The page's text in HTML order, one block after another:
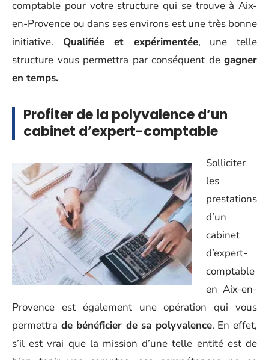
comptable pour votre structure qui se trouve à Aix-
en-Provence ou dans ses environs est une très bonne
initiative. Qualifiée et expérimentée, une telle
structure vous permettra par conséquent de gagner
en temps.
Profiter de la polyvalence d’un
cabinet d’expert-comptable
Solliciter
les
prestations
d’un
cabinet
d’expert-
comptable
en Aix-en-
Provence est également une opération qui vous
permettra de bénéficier de sa polyvalence. En effet,
s’il est vrai que la mission d’une telle entité est de